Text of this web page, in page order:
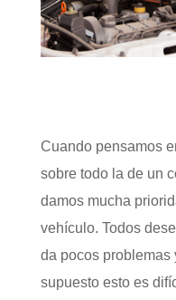
Cuando pensamos
sobre todo la de un
damos mucha
vehículo. Todos
da pocos problemas
supuesto esto es